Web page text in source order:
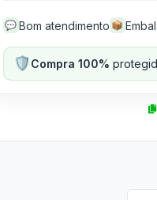
💬 Bom atendimento 📦
🛡️Compra 100%